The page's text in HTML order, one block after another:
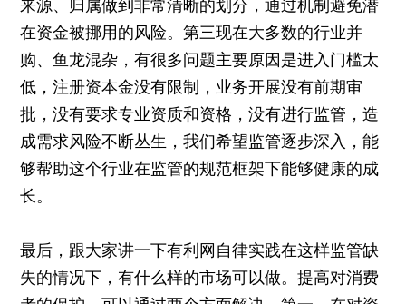
来源、归属做到非常清晰的划分，通过机制避免潜
在资金被挪用的风险。第三现在大多数的行业并
购、鱼龙混杂，有很多问题主要原因是进入门槛太
低，注册资本金没有限制，业务开展没有前期审
批，没有要求专业资质和资格，没有进行监管，造
成需求风险不断丛生，我们希望监管逐步深入，能
够帮助这个行业在监管的规范框架下能够健康的成
长。
最后，跟大家讲一下有利网自律实践在这样监管缺
失的情况下，有什么样的市场可以做。提高对消费